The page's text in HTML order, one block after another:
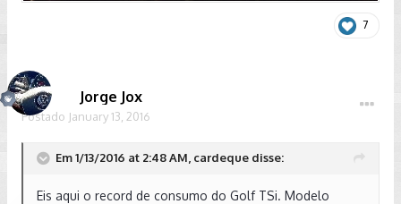
7
Jorge Jox
Postado January 13, 2016
Em 1/13/2016 at 2:48 AM, cardeque disse:
Eis aqui o record de consumo do Golf TSi. Modelo